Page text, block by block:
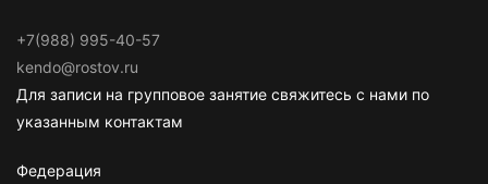
+7(988) 995-40-57
kendo@rostov.ru
Для записи на групповое занятие свяжитесь с нами по
указанным контактам
Федерация